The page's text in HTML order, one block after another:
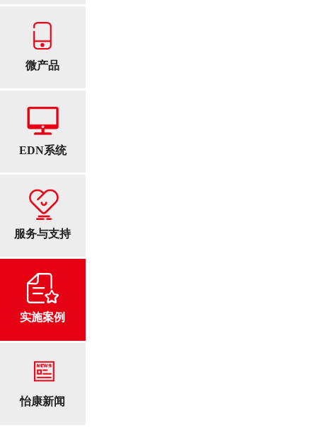
微产品
EDN系统
服务与支持
实施案例
怡康新闻